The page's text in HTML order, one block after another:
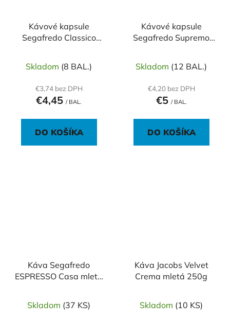
Kávové kapsule
Segafredo Classico
Skladom (8 BAL.)
€3,74 bez DPH
€4,45 / BAL.
DO KOŠÍKA
Kávové kapsule
Segafredo Supremo
Skladom (12 BAL.)
€4,20 bez DPH
€5 / BAL.
DO KOŠÍKA
Káva Segafredo
ESPRESSO Casa mletá
Skladom (37 KS)
Káva Jacobs Velvet
Crema mletá 250g
Skladom (10 KS)